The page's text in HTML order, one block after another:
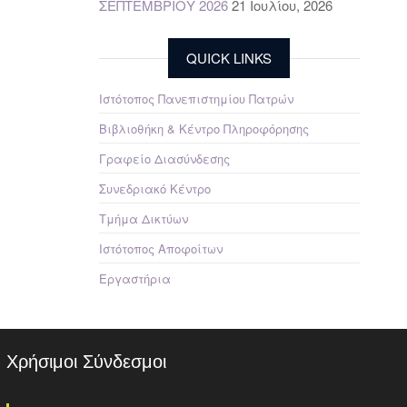
ΣΕΠΤΕΜΒΡΙΟΥ 2026 21 Ιουλίου, 2026
QUICK LINKS
Ιστότοπος Πανεπιστημίου Πατρών
Βιβλιοθήκη & Κέντρο Πληροφόρησης
Γραφείο Διασύνδεσης
Συνεδριακό Κέντρο
Τμήμα Δικτύων
Ιστότοπος Αποφοίτων
Εργαστήρια
Χρήσιμοι Σύνδεσμοι